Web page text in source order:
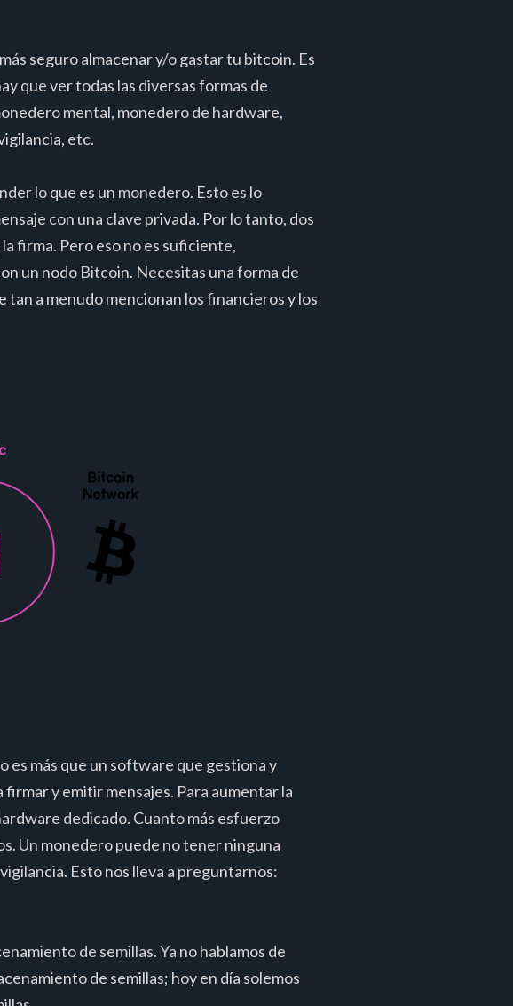
seguro almacenar y/o gastar tu bitcoin. Es
que ver todas las diversas formas de
mental, monedero de hardware,
etc.
lo que es un monedero. Esto es lo
con una clave privada. Por lo tanto, dos
firma. Pero eso no es suficiente,
un nodo Bitcoin. Necesitas una forma de
a menudo mencionan los financieros y los
es más que un software que gestiona y
y emitir mensajes. Para aumentar la
dedicado. Cuanto más esfuerzo
Un monedero puede no tener ninguna
Esto nos lleva a preguntarnos:
de semillas. Ya no hablamos de
de semillas; hoy en día solemos